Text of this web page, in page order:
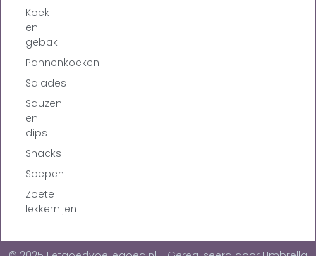
Koek
en
gebak
Pannenkoeken
Salades
Sauzen
en
dips
Snacks
Soepen
Zoete
lekkernijen